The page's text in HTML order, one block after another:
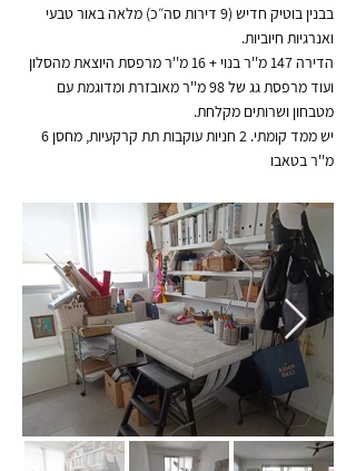
בבנין בוטיק חדיש (9 דירות סה״כ) מלאה באור טבעי
ואנרגיות חיוביות.
הדירה 147 מ''ר בנוי + 16 מ''ר מרפסת היוצאת מהסלון
ועוד מרפסת גג של 98 מ''ר מאובזרת ומדוגמת עם
מטבחון ושרותים מקלחת.
יש ממד קומתי. 2 חניות עוקבות תת קרקעיות, מחסן 6
מ''ר בטאבו